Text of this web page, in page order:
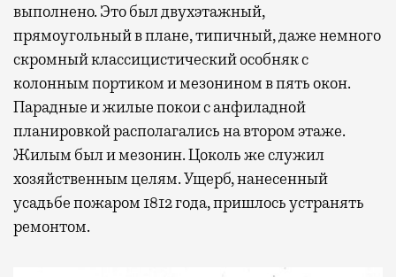
Современный путешественник часто берет
с собой не только чемодан, но и ноутбук.
А ожидание рейса все чаще превращается
не в потерянное время, а в возможность
спокойно закончить дела или спланировать
активности в путешествии, например
забронировать нужные билеты и рестораны.
Бизнес-зал становится местом, где можно
выполнено. Это был двухэтажный,
прямоугольный в плане, типичный, даже немного
скромный классицистический особняк с
колонным портиком и мезонином в пять окон.
Парадные и жилые покои с анфиладной
планировкой располагались на втором этаже.
Жилым был и мезонин. Цоколь же служил
хозяйственным целям. Ущерб, нанесенный
усадьбе пожаром 1812 года, пришлось устранять
ремонтом.